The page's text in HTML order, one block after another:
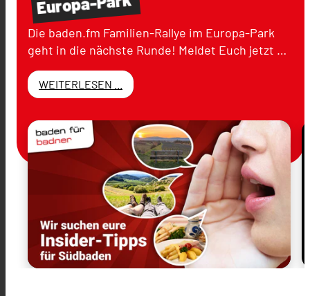
Die baden.fm Familien-Rallye im Europa-Park
geht in die nächste Runde! Meldet Euch jetzt …
WEITERLESEN ...